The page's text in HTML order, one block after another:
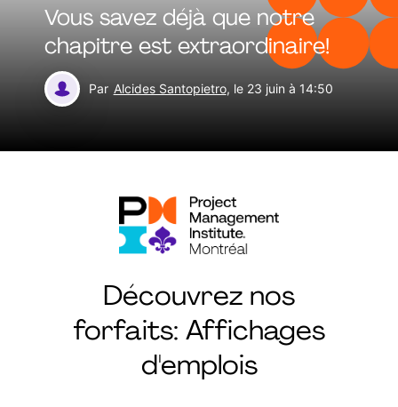
Vous savez déjà que notre
chapitre est extraordinaire!
Par Alcides Santopietro, le 23 juin à 14:50
Découvrez nos
forfaits: Affichages
d'emplois